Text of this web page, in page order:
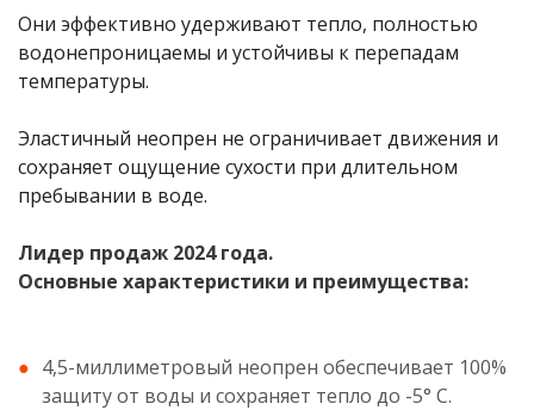
Они эффективно удерживают тепло, полностью
водонепроницаемы и устойчивы к перепадам
температуры.
Эластичный неопрен не ограничивает движения и
сохраняет ощущение сухости при длительном
пребывании в воде.
Лидер продаж 2024 года.
Основные характеристики и преимущества:
4,5-миллиметровый неопрен обеспечивает 100%
защиту от воды и сохраняет тепло до -5° С.